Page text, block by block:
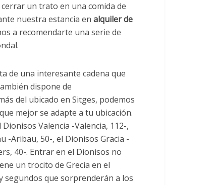
un trato en una comida de
nuestra estancia en alquiler de
a recomendarte una serie de
de una interesante cadena que
dispone de
del ubicado en Sitges, podemos
mejor se adapte a tu ubicación.
Valencia -Valencia, 112-,
-Aribau, 50-, el Dionisos Gracia -
40-. Entrar en el Dionisos no
un trocito de Grecia en el
segundos que sorprenderán a los